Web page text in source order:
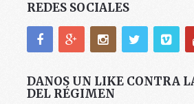
REDES SOCIALES
DANOS UN LIKE CONTRA
DEL RÉGIMEN